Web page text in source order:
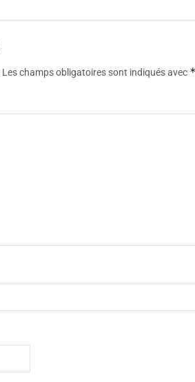
Les champs obligatoires sont indiqués avec